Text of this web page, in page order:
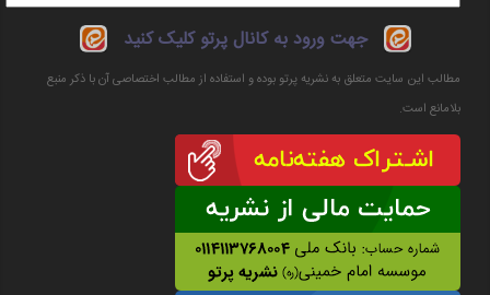
جهت ورود به کانال پرتو کلیک کنید
مطالب این سایت متعلق به نشریه پرتو بوده و استفاده از مطالب اختصاصی آن با ذکر منبع
بلامانع است.